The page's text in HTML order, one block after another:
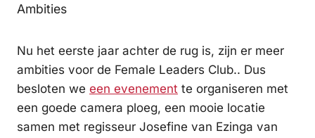
Ambities
Nu het eerste jaar achter de rug is, zijn er meer
ambities voor de Female Leaders Club.. Dus
besloten we een evenement te organiseren met
een goede camera ploeg, een mooie locatie
samen met regisseur Josefine van Ezinga van